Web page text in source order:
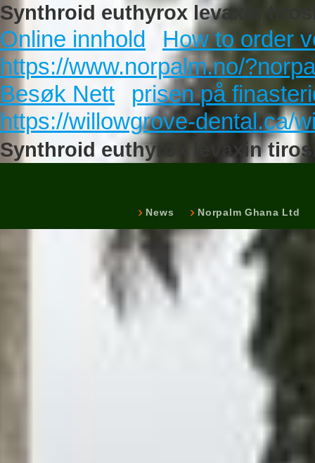
Synthroid euthyrox levaxin
Online innhold
How to order
https://www.norpalm.no/
Besøk Nett
prisen på
https://willowgrove-dental.ca/
Synthroid euthyrox levaxin
News Norpalm Ghana Ltd